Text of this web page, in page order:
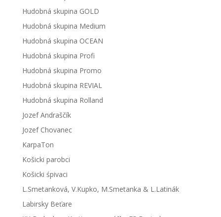
Hudobná skupina GOLD
Hudobná skupina Medium
Hudobná skupina OCEAN
Hudobná skupina Profi
Hudobná skupina Promo
Hudobná skupina REVIAL
Hudobná skupina Rolland
Jozef Andraščík
Jozef Chovanec
KarpaTon
Košicki parobci
Košicki śpivaci
L.Smetanková, V.Kupko, M.Smetanka & L.Latinák
Labirsky Beťare